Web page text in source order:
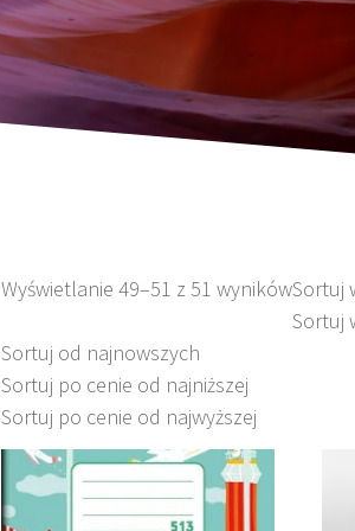
Wyświetlanie 49–51 z 51 wynikówSortuj
Sortuj
Sortuj od najnowszych
Sortuj po cenie od najniższej
Sortuj po cenie od najwyższej